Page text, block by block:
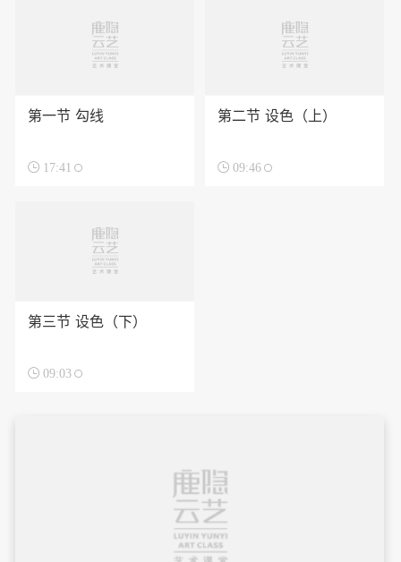
第一节 勾线
 17:41
第二节 设色（上）
 09:46
第三节 设色（下）
 09:03